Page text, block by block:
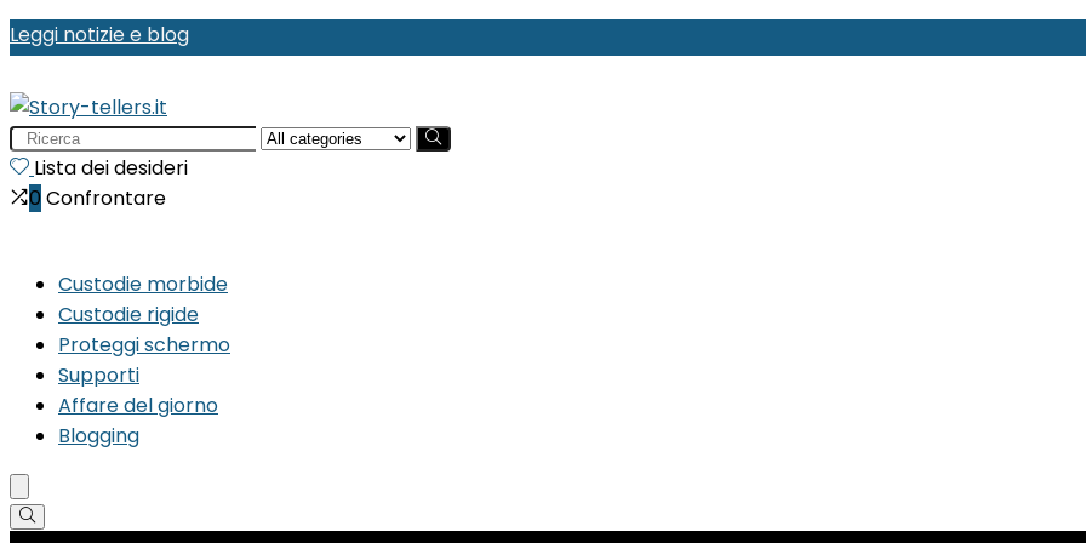
Leggi notizie e blog
Search
for:Lista dei desideri
0 Confrontare
Custodie morbide
Custodie rigide
Proteggi schermo
Supporti
Affare del giorno
Blogging